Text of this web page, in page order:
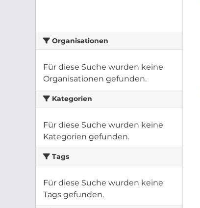
Organisationen
Für diese Suche wurden keine
Organisationen gefunden.
Kategorien
Für diese Suche wurden keine
Kategorien gefunden.
Tags
Für diese Suche wurden keine
Tags gefunden.